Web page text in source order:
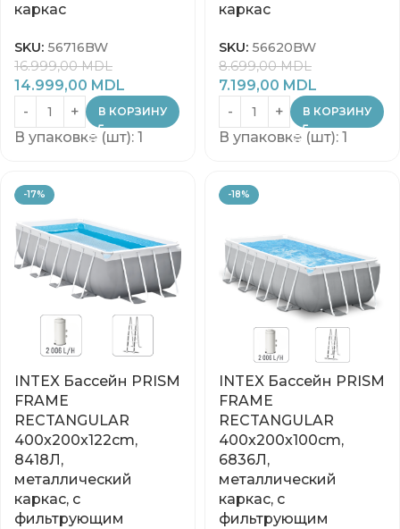
каркас
SKU: 56716BW
16.999,00MDL
14.999,00 MDL
В КОРЗИНУ
В упаковке (шт): 1
каркас
SKU: 56620BW
8.699,00MDL
7.199,00 MDL
В КОРЗИНУ
В упаковке (шт): 1
-17%
INTEX Бассейн PRISM
FRAME
RECTANGULAR
400x200x122cm,
8418Л,
металлический
каркас, с
фильтрующим
-18%
INTEX Бассейн PRISM
FRAME
RECTANGULAR
400x200x100cm,
6836Л,
металлический
каркас, с
фильтрующим